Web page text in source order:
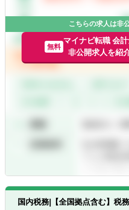
こちらの求人は非
無料
マイナビ転職 会
非公開求人を紹
国内税務|【全国拠点含む】税